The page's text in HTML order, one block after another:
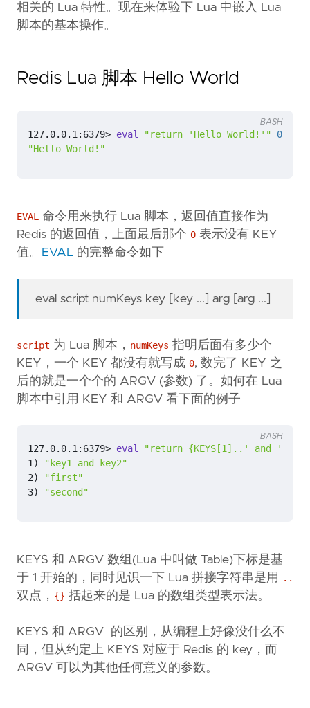
相关的 Lua 特性。现在来体验下 Lua 中嵌入 Lua
脚本的基本操作。
Redis Lua 脚本 Hello World
127.0.0.1:6379> eval "return 'Hello World!'"
0
"Hello World!"
BASH
EVAL 命令用来执行 Lua 脚本，返回值直接作为
Redis 的返回值，上面最后那个 0 表示没有 KEY
值。
EVAL 的完整命令如下
eval script numKeys key [key ...] arg [arg ...]
script 为 Lua 脚本， numKeys 指明后面有多少个
KEY，一个 KEY 都没有就写成 0, 数完了 KEY 之
后的就是一个个的 ARGV (参数) 了。如何在 Lua
脚本中引用 KEY 和 ARGV 看下面的例子
127.0.0.1:6379> eval
"return {KEYS[1]..' and
1)
"key1 and key2"
2)
"first"
3) "second"
BASH
KEYS 和 ARGV 数组(Lua 中叫做 Table)下标是基
于 1 开始的，同时见识一下 Lua 拼接字符串是用
..
双点， {} 括起来的是 Lua 的数组类型表示法。
KEYS 和 ARGV 的区别，从编程上好像没什么不
同，但从约定上 KEYS 对应于 Redis 的 key，而
ARGV 可以为其他任何意义的参数。